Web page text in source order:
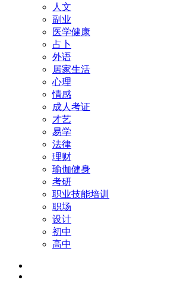
人文
副业
医学健康
占卜
外语
居家生活
心理
情感
成人考证
才艺
易学
法律
理财
瑜伽健身
考研
职业技能培训
职场
设计
初中
高中